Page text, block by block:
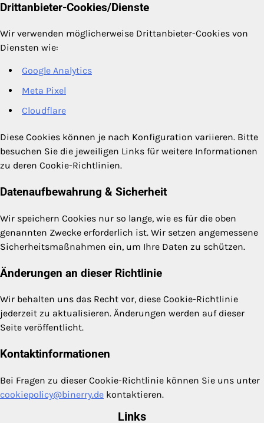
Drittanbieter-Cookies/Dienste
Wir verwenden möglicherweise Drittanbieter-Cookies von
Diensten wie:
Google Analytics
Meta Pixel
Cloudflare
Diese Cookies können je nach Konfiguration variieren. Bitte
besuchen Sie die jeweiligen Links für weitere Informationen
zu deren Cookie-Richtlinien.
Datenaufbewahrung & Sicherheit
Wir speichern Cookies nur so lange, wie es für die oben
genannten Zwecke erforderlich ist. Wir setzen angemessene
Sicherheitsmaßnahmen ein, um Ihre Daten zu schützen.
Änderungen an dieser Richtlinie
Wir behalten uns das Recht vor, diese Cookie-Richtlinie
jederzeit zu aktualisieren. Änderungen werden auf dieser
Seite veröffentlicht.
Kontaktinformationen
Bei Fragen zu dieser Cookie-Richtlinie können Sie uns unter
cookiepolicy@binerry.de kontaktieren.
Links